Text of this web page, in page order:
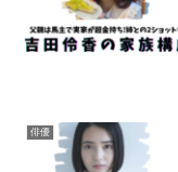
俳優